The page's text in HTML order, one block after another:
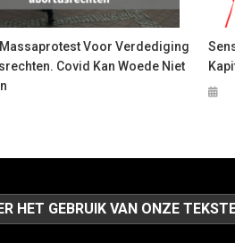
Voor Verdediging
Covid Kan Woede Niet
HET GEBRUIK VAN ONZE